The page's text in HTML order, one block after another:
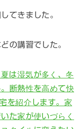
てきました。
の講習でした。